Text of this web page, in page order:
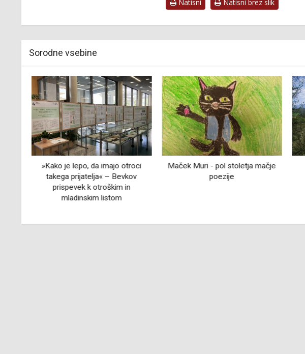
Natisni Natisni brez slik
Sorodne vsebine
»Kako je lepo, da imajo otroci
takega prijatelja« – Bevkov
prispevek k otroškim in
mladinskim listom
Maček Muri - pol stoletja mačje
poezije